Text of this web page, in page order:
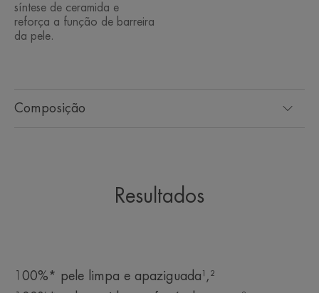
Composição
síntese de ceramida e
reforça a função de barreira
da pele.
Resultados
100%* pele limpa e apaziguada¹,²